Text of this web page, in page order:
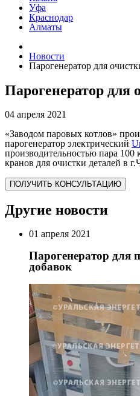
Уфа
Краснодар
Алматы
Новости
Парогенератор для
Парогенератор для
04 апреля 2021
«Заводом паровых котлов»
парогенератор электрический
производительностью пара 100
кранов для очистки деталей в
ПОЛУЧИТЬ КОНСУЛЬТАЦИЮ
Другие новости
01 апреля 2021
Парогенератор для
добавок